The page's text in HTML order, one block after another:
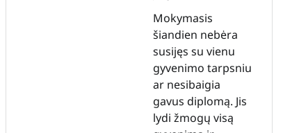
Mokymasis
šiandien nebėra
susijęs su vienu
gyvenimo tarpsniu
ar nesibaigia
gavus diplomą. Jis
lydi žmogų visą